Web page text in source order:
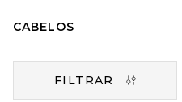
CABELOS
FILTRAR